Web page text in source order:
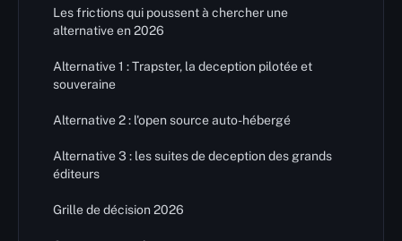
Les frictions qui poussent à chercher une
alternative en 2026
Alternative 1 : Trapster, la deception pilotée et
souveraine
Alternative 2 : l'open source auto-hébergé
Alternative 3 : les suites de deception des grands
éditeurs
Grille de décision 2026